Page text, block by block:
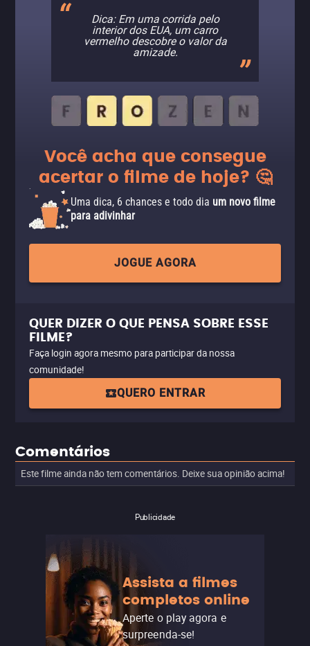
Dica: Em uma corrida pelo
interior dos EUA, um carro
vermelho descobre o valor da
amizade.
Você acha que consegue
acertar o filme de hoje? 🤔
Uma dica, 6 chances e todo dia um novo filme
para adivinhar
JOGUE AGORA
QUER DIZER O QUE PENSA SOBRE ESSE
FILME?
Faça login agora mesmo para participar da nossa
comunidade!
QUERO ENTRAR
Comentários
Este filme ainda não tem comentários. Deixe sua opinião acima!
Publicidade
Assista a filmes
completos online
Aperte o play agora e
surpreenda-se!